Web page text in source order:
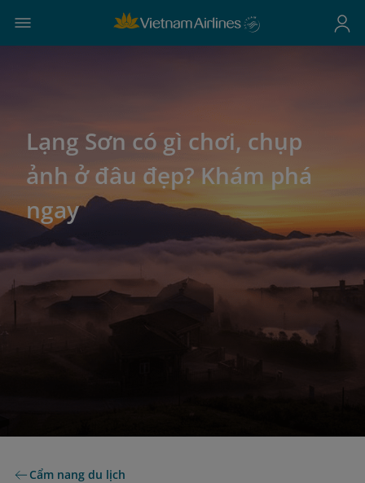
Lạng Sơn có gì chơi, chụp
ảnh ở đâu đẹp? Khám phá
ngay
Cẩm nang du lịch